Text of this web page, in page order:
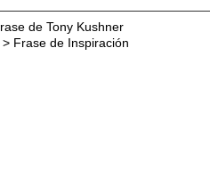
de Tony Kushner
> Frase de Inspiración